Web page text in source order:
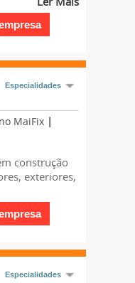
Especialidades
MaiFix
construção
exteriores,
Especialidades